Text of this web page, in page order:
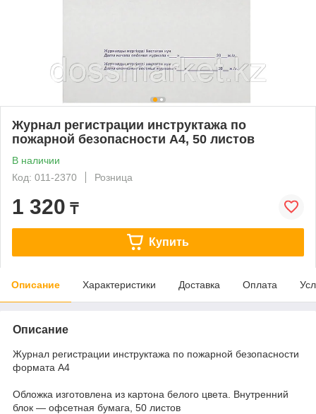
Журнал регистрации инструктажа по
пожарной безопасности А4, 50 листов
В наличии
Код: 011-2370
Розница
1 320 ₸
Купить
Описание Характеристики Доставка Оплата
Описание
Журнал регистрации инструктажа по пожарной безопасности
формата А4
Обложка изготовлена из картона белого цвета. Внутренний
блок — офсетная бумага, 50 листов